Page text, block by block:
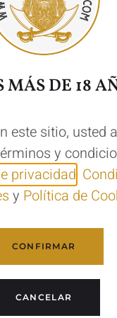
con éstas:
DE
MÁS DE 18
este sitio, usted
y
privacidad
y Política de
CONFIRMAR
CANCELAR